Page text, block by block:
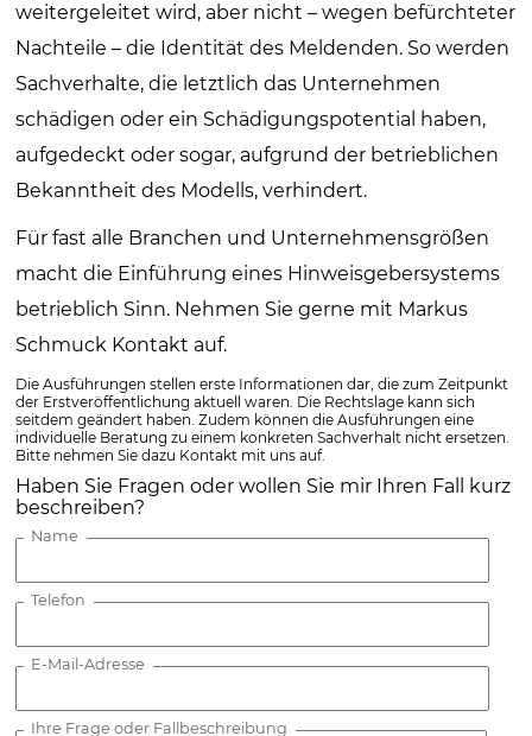
weitergeleitet wird, aber nicht – wegen befürchteter
Nachteile – die Identität des Meldenden. So werden
Sachverhalte, die letztlich das Unternehmen
schädigen oder ein Schädigungspotential haben,
aufgedeckt oder sogar, aufgrund der betrieblichen
Bekanntheit des Modells, verhindert.
Für fast alle Branchen und Unternehmensgrößen
macht die Einführung eines Hinweisgebersystems
betrieblich Sinn. Nehmen Sie gerne mit Markus
Schmuck Kontakt auf.
Die Ausführungen stellen erste Informationen dar, die zum Zeitpunkt
der Erstveröffentlichung aktuell waren. Die Rechtslage kann sich
seitdem geändert haben. Zudem können die Ausführungen eine
individuelle Beratung zu einem konkreten Sachverhalt nicht ersetzen.
Bitte nehmen Sie dazu Kontakt mit uns auf.
Haben Sie Fragen oder wollen Sie mir Ihren Fall kurz
beschreiben?
Name
Telefon
E-Mail-Adresse
Ihre Frage oder Fallbeschreibung